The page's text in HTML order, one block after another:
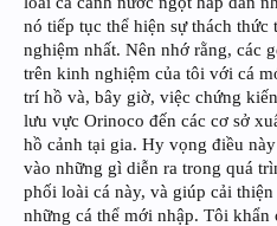
nó tiếp tục thể hiện sự thách
nghiệm nhất. Nên nhớ rằng, các
trên kinh nghiệm của tôi với cá
trí hồ và, bây giờ, việc chứng
lưu vực Orinoco đến các cơ sở
hồ cảnh tại gia. Hy vọng điều
vào những gì diễn ra trong quá
phối loài cá này, và giúp cải
những cá thể mới nhập. Tôi khẩn